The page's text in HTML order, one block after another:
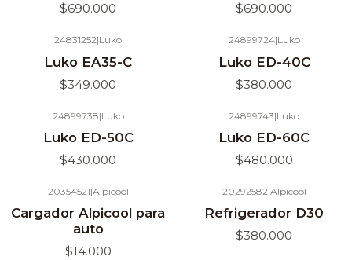
$690.000 $690.000
24831252|Luko
Luko EA35-C
$349.000
24899724|Luko
Luko ED-40C
$380.000
24899738|Luko
Luko ED-50C
$430.000
24899743|Luko
Luko ED-60C
$480.000
20354521|Alpicool
Cargador Alpicool para
auto
$14.000
20292582|Alpicool
Refrigerador D30
$380.000